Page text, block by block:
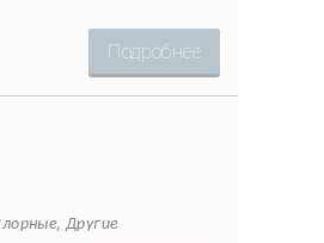
Подробнее
, Другие